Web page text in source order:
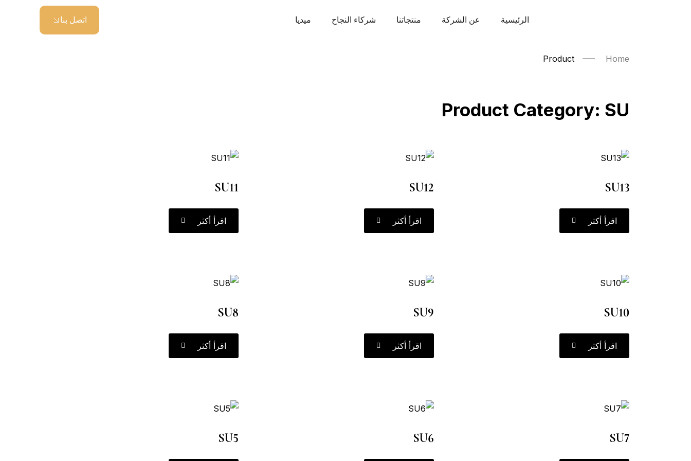
الرئيسية عن الشركة منتجاتنا شركاء النجاح ميديا اتصل بنا
Home
Product
Product Category: SU
SU13
اقرأ أكثر
SU12
اقرأ أكثر
SU11
اقرأ أكثر
SU10
اقرأ أكثر
SU9
اقرأ أكثر
SU8
اقرأ أكثر
SU7
SU6
SU5